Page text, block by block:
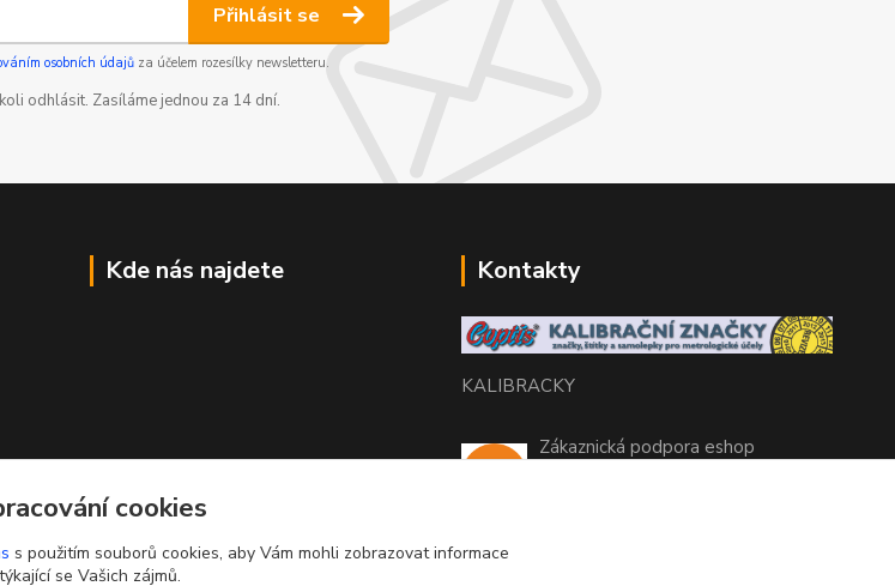
Přihlásit se
osobních údajůza účelem rozesílky newsletteru.
odhlásit. Zasíláme jednou za 14 dní.
Kde nás najdete Kontakty
KALIBRACKY
Zákaznická podpora eshop
coptis@coptis.cz
cookies
s použitím souborů cookies, aby Vám mohli zobrazovat informace
týkající se Vašich zájmů.